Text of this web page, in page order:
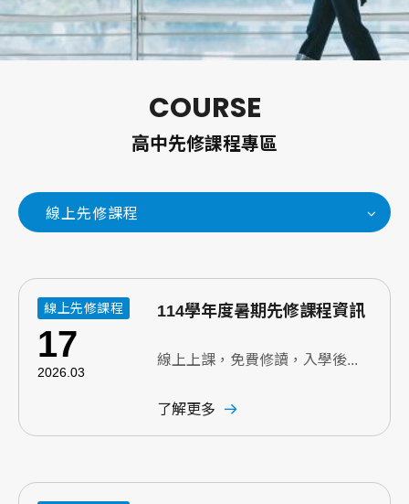
COURSE
高中先修課程專區
線上先修課程
線上先修課程
17
2026.03
114學年度暑期先修課程資訊
線上上課，免費修讀，入學後...
了解更多